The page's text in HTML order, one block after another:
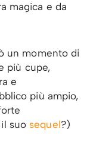
magica e da
un momento di
più cupe,
e
più ampio,
suo sequel?)